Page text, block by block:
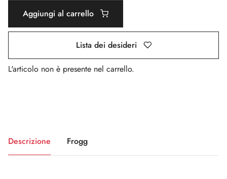
Aggiungi al carrello
Lista dei desideri
L'articolo non è presente nel carrello.
Descrizione Frogg